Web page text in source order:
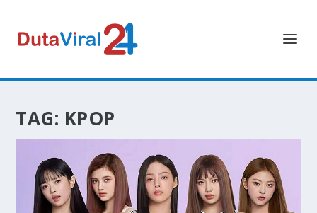
TAG: KPOP